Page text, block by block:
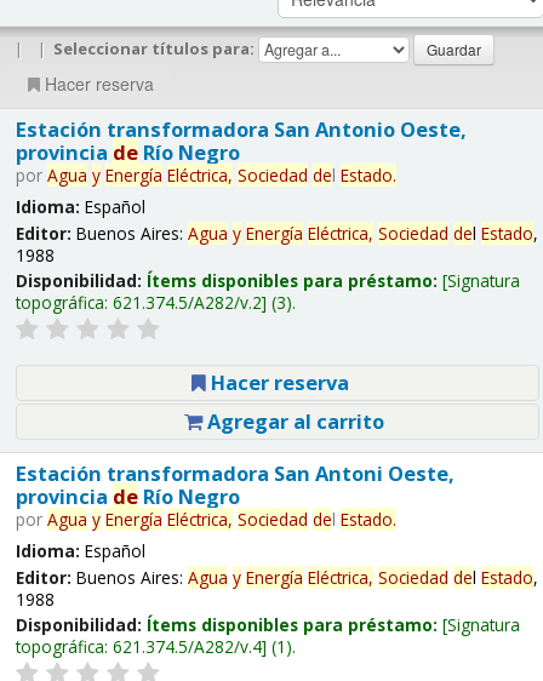
| | Seleccionar títulos para:
Hacer reserva
Estación transformadora San Antonio Oeste,
provincia deRío Negro
por Agua y Energía Eléctrica, Sociedad del Estado.
Idioma: Español
Editor: Buenos Aires: Agua y Energía Eléctrica, Sociedad del Estado,
1988
Disponibilidad: Ítems disponibles para préstamo: Signatura
topográfica: 621.374.5/A282/v.2 (3).
Hacer reserva
Agregar al carrito
Estación transformadora San Antoni Oeste,
provincia deRío Negro
por Agua y Energía Eléctrica, Sociedad del Estado.
Idioma: Español
Editor: Buenos Aires: Agua y Energía Eléctrica, Sociedad del Estado,
1988
Disponibilidad: Ítems disponibles para préstamo: Signatura
topográfica: 621.374.5/A282/v.4 (1).